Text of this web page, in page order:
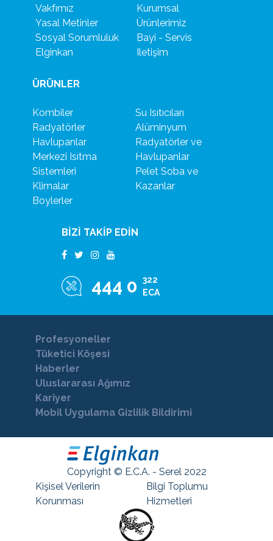
Vakfımız
Yasal Metinler
Sosyal Sorumluluk
Elginkan
Kurumsal
Ürünlerimiz
Bayi - Servis
Iletişim
ÜRÜNLER
Kombiler
Radyatörler
Havlupanlar
Merkezi Isıtma
Sistemleri
Klimalar
Boylerler
Su Isıtıcıları
Alüminyum
Radyatörler ve
Havlupanlar
Pelet Soba ve
Kazanlar
BİZİ TAKİP EDİN
444 0
322
ECA
Profesyoneller
Tüketici Köşesi
Haberler
Uluslararası Ağımız
Kariyer
Mobil Uygulama Gizlilik Bildirimi
Copyright © E.C.A. - Serel 2022
Kişisel Verilerin
Korunması
Bilgi Toplumu
Hizmetleri